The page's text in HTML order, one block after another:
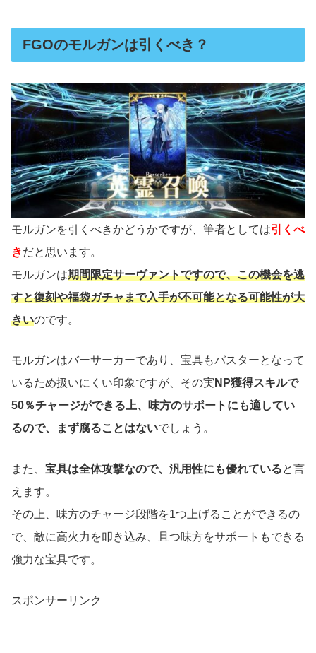
FGOのモルガンは引くべき？
モルガンを引くべきかどうかですが、筆者としては引くべ
きだと思います。
モルガンは期間限定サーヴァントですので、この機会を逃
すと復刻や福袋ガチャまで入手が不可能となる可能性が大
きいのです。
モルガンはバーサーカーであり、宝具もバスターとなって
いるため扱いにくい印象ですが、その実 NP獲得スキルで
50％チャージができる上、味方のサポートにも適してい
るので、まず腐ることはないでしょう。
また、 宝具は全体攻撃なので、汎用性にも優れていると言
えます。
その上、味方のチャージ段階を1つ上げることができるの
で、敵に高火力を叩き込み、且つ味方をサポートもできる
強力な宝具です。
スポンサーリンク